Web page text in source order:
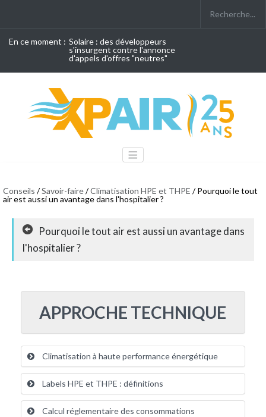
En ce moment : Solaire : des développeurs
s'insurgent contre l'annonce
d'appels d'offres "neutres"
Conseils /Savoir-faire/Climatisation HPE et THPE / Pourquoi le tout
air est aussi un avantage dans l'hospitalier ?
Pourquoi le tout air est aussi un avantage dans
l'hospitalier ?
APPROCHE TECHNIQUE
Climatisation à haute performance énergétique
Labels HPE et THPE : définitions
Calcul réglementaire des consommations